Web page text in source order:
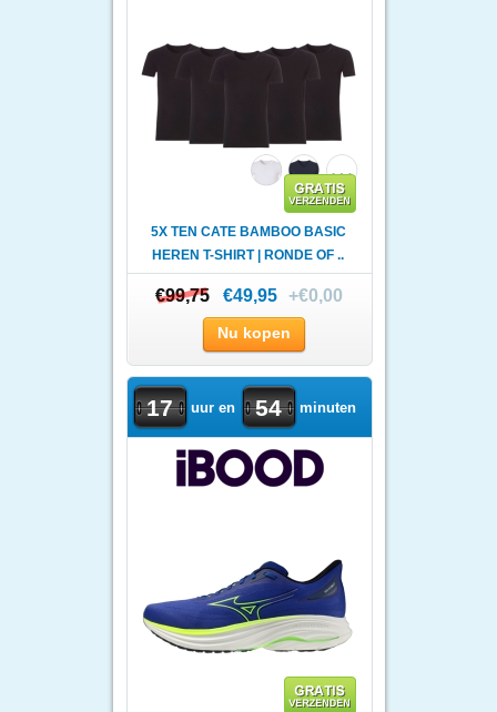
5X TEN CATE BAMBOO BASIC
HEREN T-SHIRT | RONDE OF ..
€99,75
€99,75 €49,95 +€0,00
Nu kopen
17 uur en 54 minuten